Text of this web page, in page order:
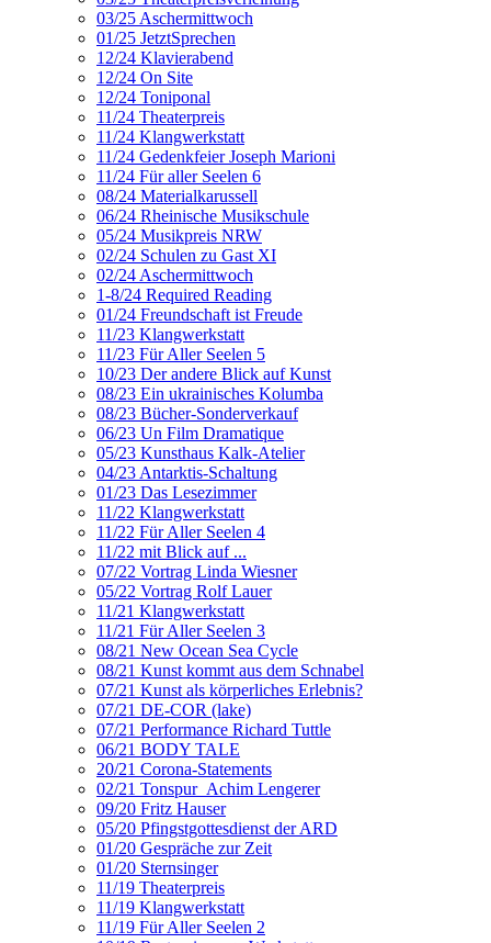
03/25 Aschermittwoch
01/25 JetztSprechen
12/24 Klavierabend
12/24 On Site
12/24 Toniponal
11/24 Theaterpreis
11/24 Klangwerkstatt
11/24 Gedenkfeier Joseph Marioni
11/24 Für aller Seelen 6
08/24 Materialkarussell
06/24 Rheinische Musikschule
05/24 Musikpreis NRW
02/24 Schulen zu Gast XI
02/24 Aschermittwoch
1-8/24 Required Reading
01/24 Freundschaft ist Freude
11/23 Klangwerkstatt
11/23 Für Aller Seelen 5
10/23 Der andere Blick auf Kunst
08/23 Ein ukrainisches Kolumba
08/23 Bücher-Sonderverkauf
06/23 Un Film Dramatique
05/23 Kunsthaus Kalk-Atelier
04/23 Antarktis-Schaltung
01/23 Das Lesezimmer
11/22 Klangwerkstatt
11/22 Für Aller Seelen 4
11/22 mit Blick auf ...
07/22 Vortrag Linda Wiesner
05/22 Vortrag Rolf Lauer
11/21 Klangwerkstatt
11/21 Für Aller Seelen 3
08/21 New Ocean Sea Cycle
08/21 Kunst kommt aus dem Schnabel
07/21 Kunst als körperliches Erlebnis?
07/21 DE-COR (lake)
07/21 Performance Richard Tuttle
06/21 BODY TALE
20/21 Corona-Statements
02/21 Tonspur_Achim Lengerer
09/20 Fritz Hauser
05/20 Pfingstgottesdienst der ARD
01/20 Gespräche zur Zeit
01/20 Sternsinger
11/19 Theaterpreis
11/19 Klangwerkstatt
11/19 Für Aller Seelen 2